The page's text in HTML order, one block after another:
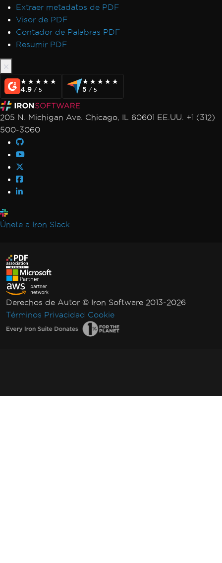
Extraer metadatos de PDF
Visor de PDF
Contador de Palabras PDF
Resumir PDF
★★★★★
★★★★★
4.9 / 5
★★★★★
★★★★★
5 / 5
205 N. Michigan Ave. Chicago, IL 60601 EE.UU. +1 (312)
500-3060
Únete a Iron Slack
Derechos de Autor © Iron Software 2013-2026
Términos Privacidad Cookie